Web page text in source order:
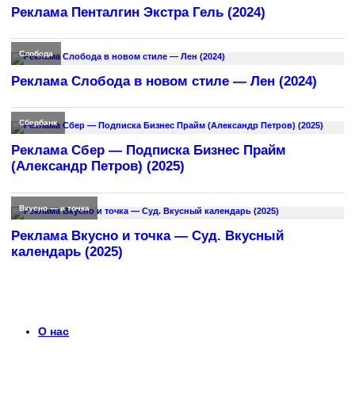
Реклама Пенталгин Экстра Гель (2024)
Слобода
Реклама Слобода в новом стиле — Лен (2024)
Сбербанк
Реклама Сбер — Подписка Бизнес Прайм
(Александр Петров) (2025)
Вкусно — и точка
Реклама Вкусно и точка — Суд. Вкусный
календарь (2025)
О нас